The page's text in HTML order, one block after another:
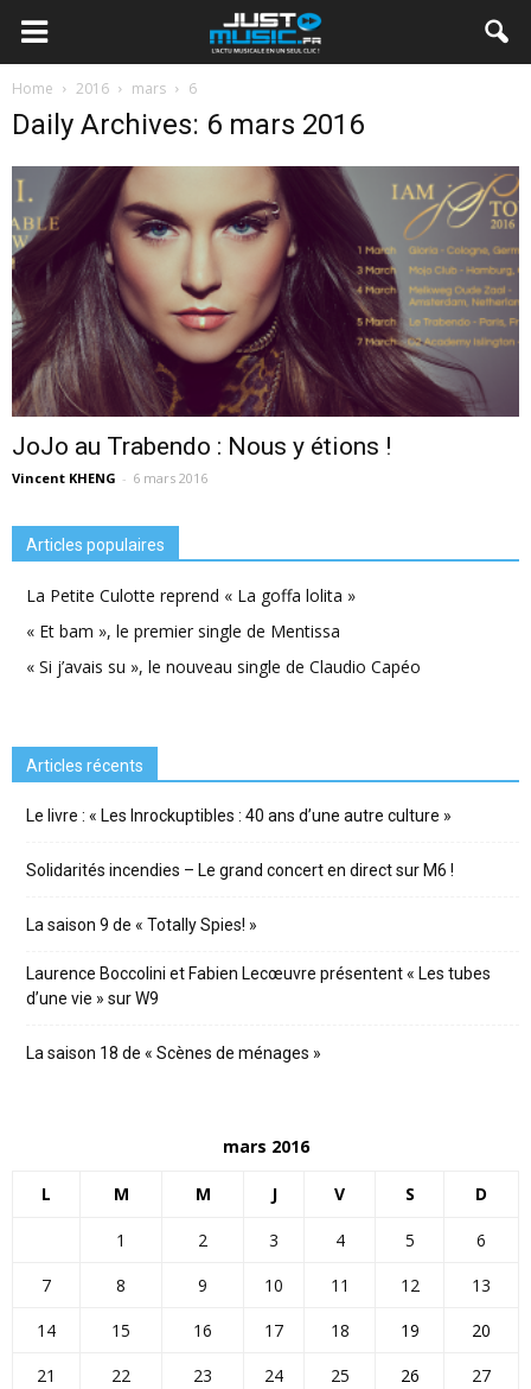
Home 2016 mars 6
Daily Archives: 6 mars 2016
JoJo au Trabendo : Nous y étions !
Vincent KHENG - 6 mars 2016
Articles populaires
La Petite Culotte reprend « La goffa lolita »
« Et bam », le premier single de Mentissa
« Si j’avais su », le nouveau single de Claudio Capéo
Articles récents
Le livre : « Les Inrockuptibles : 40 ans d’une autre culture »
Solidarités incendies – Le grand concert en direct sur M6 !
La saison 9 de « Totally Spies! »
Laurence Boccolini et Fabien Lecœuvre présentent « Les tubes
d’une vie » sur W9
La saison 18 de « Scènes de ménages »
mars 2016
L M M J V S D
1 2 3 4 5
6
7
8 9 10 11 12
13
14
15 16 17 18 19
20
21
22 23 24 25 26
27